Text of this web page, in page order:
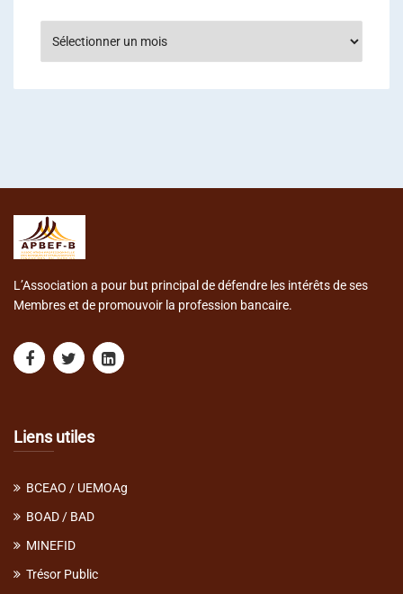
L’Association a pour but principal de défendre les intérêts de ses
Membres et de promouvoir la profession bancaire.
Liens utiles
BCEAO / UEMOAg
BOAD / BAD
MINEFID
Trésor Public